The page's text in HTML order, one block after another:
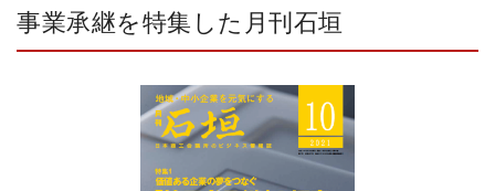
事業承継を特集した月刊石垣